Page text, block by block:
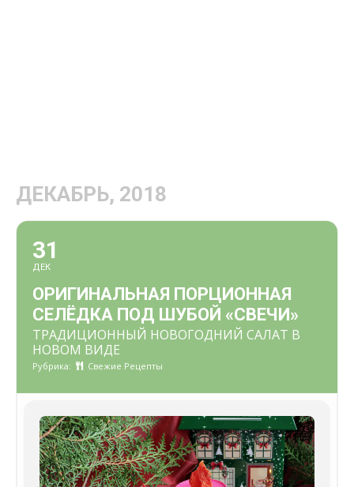
ДЕКАБРЬ, 2018
31
ДЕК
ОРИГИНАЛЬНАЯ ПОРЦИОННАЯ
СЕЛЁДКА ПОД ШУБОЙ «СВЕЧИ»
ТРАДИЦИОННЫЙ НОВОГОДНИЙ САЛАТ В
НОВОМ ВИДЕ
Рубрика: Свежие Рецепты